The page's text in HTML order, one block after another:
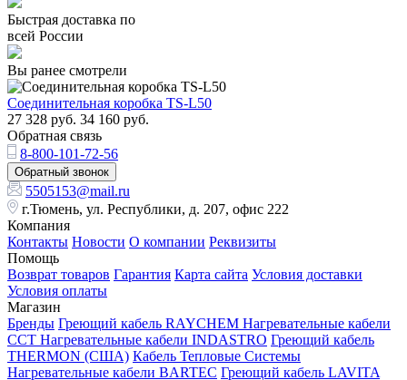
Быстрая доставка по
всей России
Вы ранее смотрели
Соединительная коробка TS-L50
27 328 руб. 34 160 руб.
Обратная связь
8-800-101-72-56
Обратный звонок
5505153@mail.ru
г.Тюмень, ул. Республики, д. 207, офис 222
Компания
Контакты Новости О компании Реквизиты
Помощь
Возврат товаров Гарантия Карта сайта Условия доставки
Условия оплаты
Магазин
Бренды Греющий кабель RAYCHEM Нагревательные кабели
ССТ Нагревательные кабели INDASTRO Греющий кабель
THERMON (США) Кабель Тепловые Системы
Нагревательные кабели BARTEC Греющий кабель LAVITA